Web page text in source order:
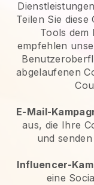
Teilen Sie
Tools dem
empfehlen
abgelaufenen
E-Mail-
aus, die Ihre
und
Influencer-
eine